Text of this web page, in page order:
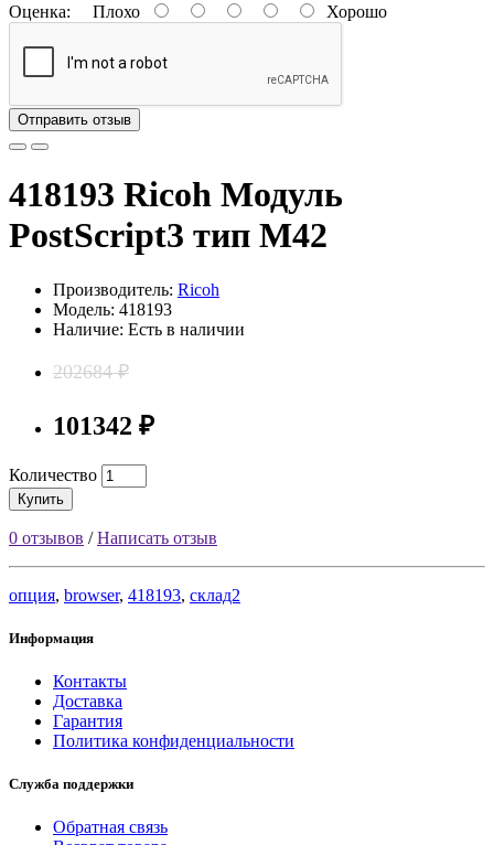
Оценка: Плохо Хорошо
Отправить отзыв
418193 Ricoh Модуль
PostScript3 тип M42
Производитель: Ricoh
Модель: 418193
Наличие: Есть в наличии
202684 ₽
101342 ₽
Количество
Купить
0 отзывов /Написать отзыв
опция, browser, 418193, склад2
Информация
Контакты
Доставка
Гарантия
Политика конфиденциальности
Служба поддержки
Обратная связь